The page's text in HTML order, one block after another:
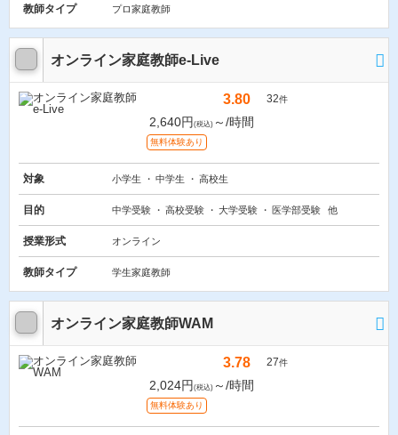
教師タイプ プロ家庭教師
オンライン家庭教師e-Live
3.80 32件
2,640円 (税込) ～/時間
無料体験あり
対象 小学生 中学生 高校生
目的 中学受験 高校受験 大学受験 医学部受験 他
授業形式 オンライン
教師タイプ 学生家庭教師
オンライン家庭教師WAM
3.78 27件
2,024円 (税込) ～/時間
無料体験あり